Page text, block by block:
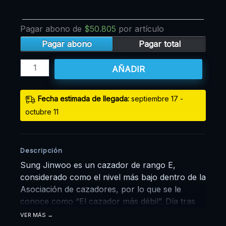
Pagar abono de $50.805 por artículo
Pagar abono
Pagar total
AÑADIR
Fecha estimada de llegada: septiembre 17 -
octubre 11
Descripción
Sung Jinwoo es un cazador de rango E,
considerado como el nivel más bajo dentro de la
Asociación de cazadores, por lo que se le
conoce como “El cazador más débil”. Día tras
día pone en peligro su vida y se embarca en
VER MÁS